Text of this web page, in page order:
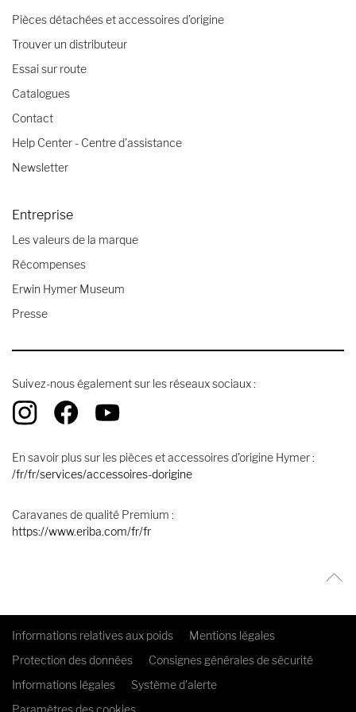
Pièces détachées et accessoires d’origine
Trouver un distributeur
Essai sur route
Catalogues
Contact
Help Center - Centre d'assistance
Newsletter
Entreprise
Les valeurs de la marque
Récompenses
Erwin Hymer Museum
Presse
Suivez-nous également sur les réseaux sociaux :
En savoir plus sur les pièces et accessoires d'origine Hymer :
/fr/fr/services/accessoires-dorigine
Caravanes de qualité Premium :
https://www.eriba.com/fr/fr
Informations relatives aux poids
Mentions légales
Protection des données
Consignes générales de sécurité
Informations légales
Système d'alerte
Paramètres des cookies